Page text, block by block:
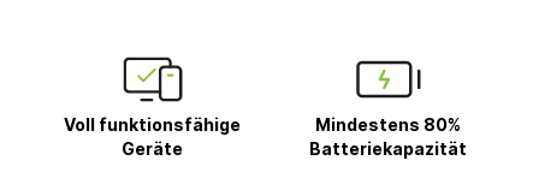
Voll funktionsfähige
Geräte
Mindestens 80%
Batteriekapazität